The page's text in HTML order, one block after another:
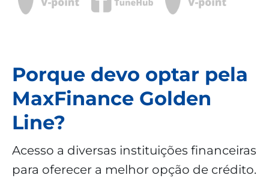
Porque devo optar pela
MaxFinance Golden
Line?
Acesso a diversas instituições financeiras
para oferecer a melhor opção de crédito.